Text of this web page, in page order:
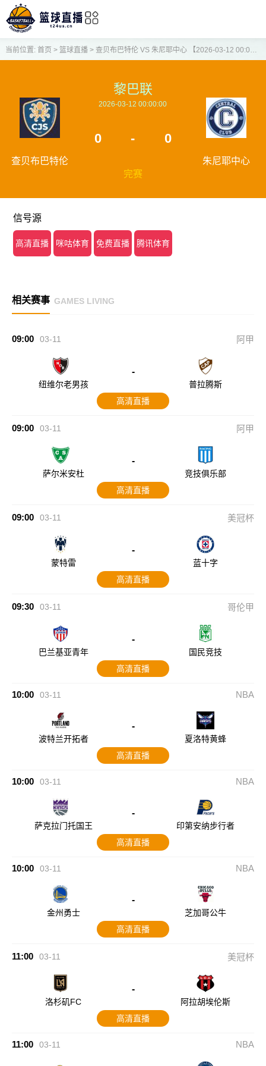
当前位置: 首页 > 篮球直播> 查贝布巴特伦 VS 朱尼耶中心 【2026-03-12 00:00:00】
查贝布巴特伦
黎巴联
2026-03-12 00:00:00
0 - 0
完赛
朱尼耶中心
信号源
高清直播 咪咕体育 免费直播 腾讯体育
相关赛事 GAMES LIVING
09:00 03-11 阿甲
纽维尔老男孩
-
普拉腾斯
高清直播
09:00 03-11 阿甲
萨尔米安杜
-
竞技俱乐部
高清直播
09:00 03-11 美冠杯
蒙特雷
-
蓝十字
高清直播
09:30 03-11 哥伦甲
巴兰基亚青年
-
国民竞技
高清直播
10:00 03-11 NBA
波特兰开拓者
-
夏洛特黄蜂
高清直播
10:00 03-11 NBA
萨克拉门托国王
-
印第安纳步行者
高清直播
10:00 03-11 NBA
金州勇士
-
芝加哥公牛
高清直播
11:00 03-11 美冠杯
洛杉矶FC
-
阿拉胡埃伦斯
高清直播
11:00 03-11 NBA